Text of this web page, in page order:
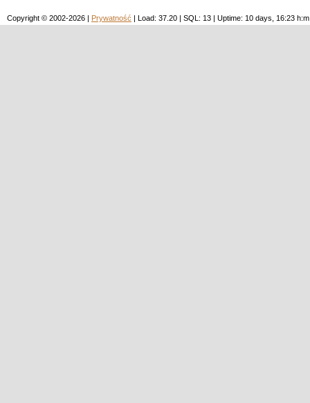
Copyright © 2002-2026 | Prywatność | Load: 37.20 | SQL: 13 | Uptime: 10 days, 16:23